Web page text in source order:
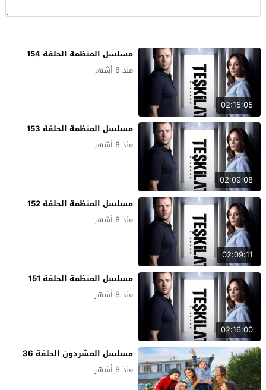
02:15:05
مسلسل المنظمة الحلقة 154
منذ 8 أشهر
02:09:08
مسلسل المنظمة الحلقة 153
منذ 8 أشهر
02:09:11
مسلسل المنظمة الحلقة 152
منذ 8 أشهر
02:16:00
مسلسل المنظمة الحلقة 151
منذ 8 أشهر
مسلسل المشردون الحلقة 36
منذ 8 أشهر